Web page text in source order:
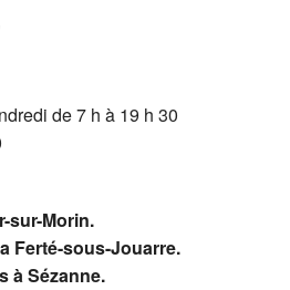
de 7 h à 19 h 30
sur-Morin.
Ferté-sous-Jouarre.
à Sézanne.